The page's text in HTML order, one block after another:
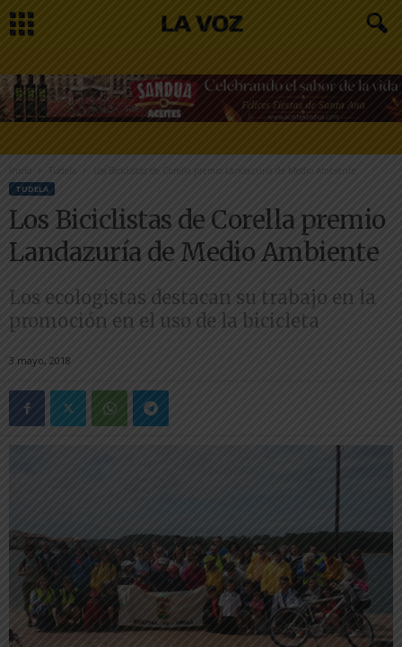
Inicio Tudela Los Biciclistas de Corella premio Landazuría de Medio Ambiente
TUDELA
Los Biciclistas de Corella premio
Landazuría de Medio Ambiente
Los ecologistas destacan su trabajo en la
promoción en el uso de la bicicleta
3 mayo, 2018